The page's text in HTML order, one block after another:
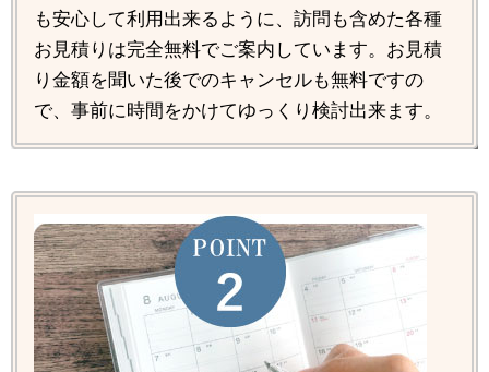
も安心して利用出来るように、訪問も含めた各種
お見積りは完全無料でご案内しています。お見積
り金額を聞いた後でのキャンセルも無料ですの
で、事前に時間をかけてゆっくり検討出来ます。